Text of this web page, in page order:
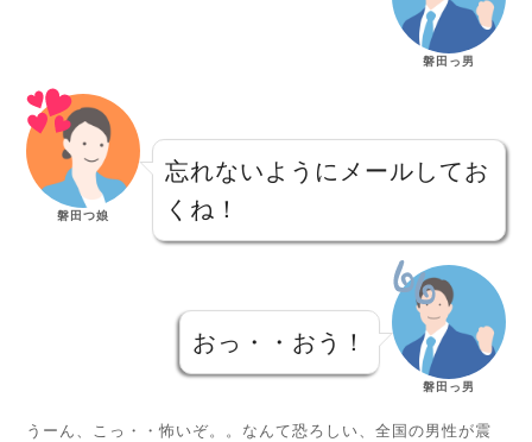
磐田っ男
磐田つ娘
忘れないようにメールしてお
くね！
おっ・・おう！
磐田っ男
うーん、こっ・・怖いぞ。。なんて恐ろしい、全国の男性が震